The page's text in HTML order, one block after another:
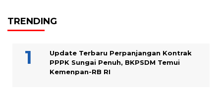
TRENDING
Update Terbaru Perpanjangan Kontrak
PPPK Sungai Penuh, BKPSDM Temui
Kemenpan-RB RI